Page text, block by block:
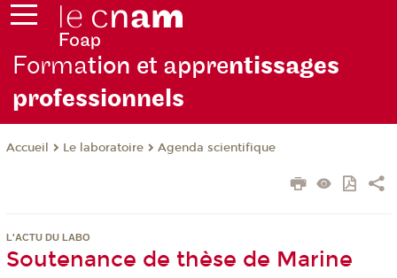
Formation et apprentissages
professionnels
Accueil Le laboratoire Agenda scientifique
L'ACTU DU LABO
Soutenance de thèse de Marine